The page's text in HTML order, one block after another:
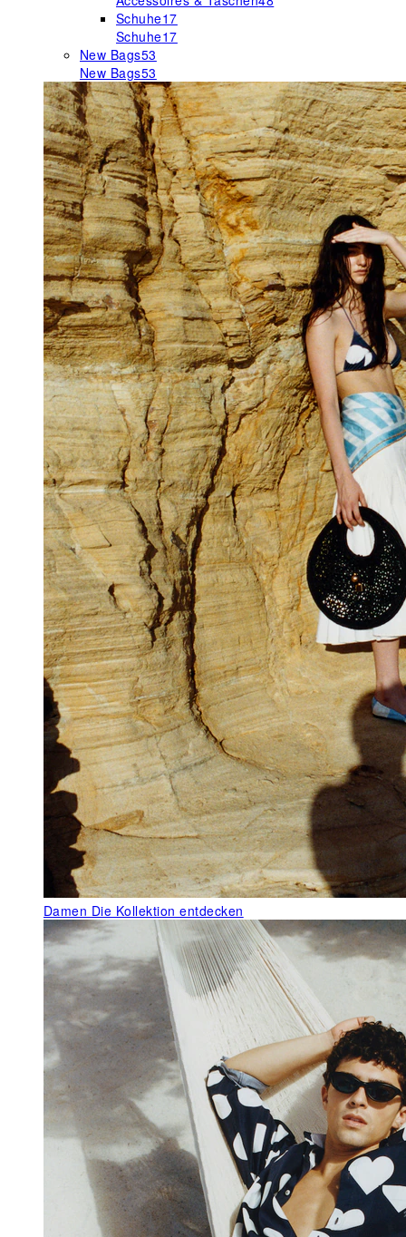
Schuhe17
Schuhe17
New Bags53
New Bags53
Damen Die Kollektion entdecken